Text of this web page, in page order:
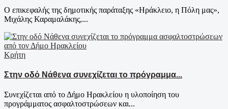
Ο επικεφαλής της δημοτικής παράταξης «Ηράκλειο, η Πόλη μας»,
Μιχάλης Καραμαλάκης,...
Κρήτη
Στην οδό Νάθενα συνεχίζεται το πρόγραμμα...
Συνεχίζεται από το Δήμο Ηρακλείου η υλοποίηση του
προγράμματος ασφαλτοστρώσεων και...